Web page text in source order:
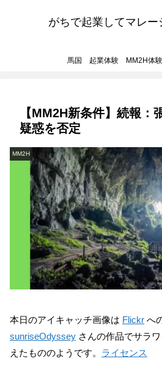
がちで起業してマレ
馬国 起業体験 MM2H体
【MM2H新条件】続報：
疑惑を否定
MM2H
本日のアイキャッチ画像は Flickr へ
sunriseOdyssey さんの作品でサラ
えたもののようです。 ライセンス